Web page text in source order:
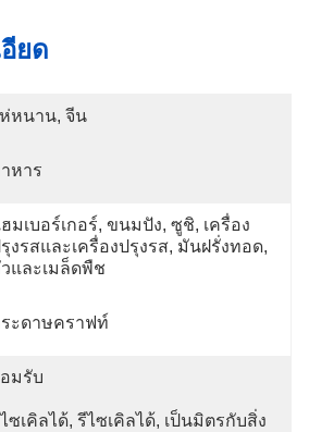
ยด
หนาน, จีน
หาร
มเบอร์เกอร์, ขนมปัง, ซูชิ, เครื่อง
งรสและเครื่องปรุงรส, มันฝรั่งทอด,
และเมล็ดพืช
ะดาษคราฟท์
มรับ
ซเคิลได้, รีไซเคิลได้, เป็นมิตรกับสิ่ง